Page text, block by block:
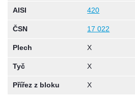
AISI 420
ČSN 17 022
Plech X
Tyč X
Přířez z bloku X